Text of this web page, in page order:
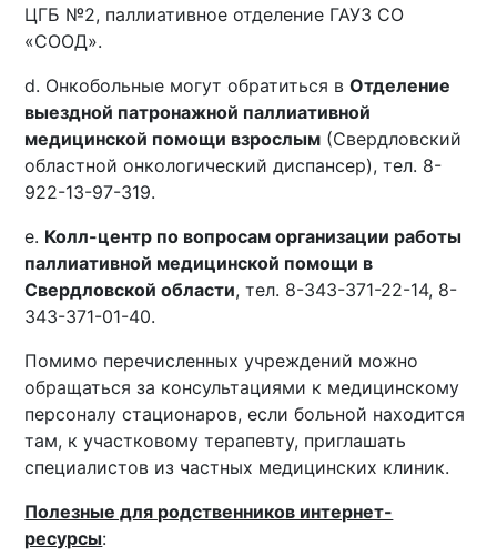
ЦГБ №2, паллиативное отделение ГАУЗ СО
«СООД».
d. Онкобольные могут обратиться вОтделение
выездной патронажной паллиативной
медицинской помощи взрослым (Свердловский
областной онкологический диспансер), тел. 8-
922-13-97-319.
e. Колл-центр по вопросам организации работы
паллиативной медицинской помощи в
Свердловской области, тел. 8-343-371-22-14, 8-
343-371-01-40.
Помимо перечисленных учреждений можно
обращаться за консультациями к медицинскому
персоналу стационаров, если больной находится
там, к участковому терапевту, приглашать
специалистов из частных медицинских клиник.
Полезные для родственников интернет-
ресурсы: